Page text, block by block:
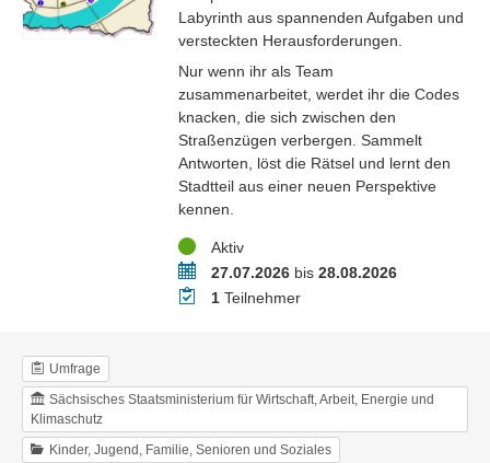
Labyrinth aus spannenden Aufgaben und
versteckten Herausforderungen.
Nur wenn ihr als Team
zusammenarbeitet, werdet ihr die Codes
knacken, die sich zwischen den
Straßenzügen verbergen. Sammelt
Antworten, löst die Rätsel und lernt den
Stadtteil aus einer neuen Perspektive
kennen.
StatusAktiv
Zeitraum27.07.2026bis 28.08.2026
Teilnehmer
1Teilnehmer
Umfrage
Sächsisches Staatsministerium für Wirtschaft, Arbeit, Energie und
Klimaschutz
Kinder, Jugend, Familie, Senioren und Soziales